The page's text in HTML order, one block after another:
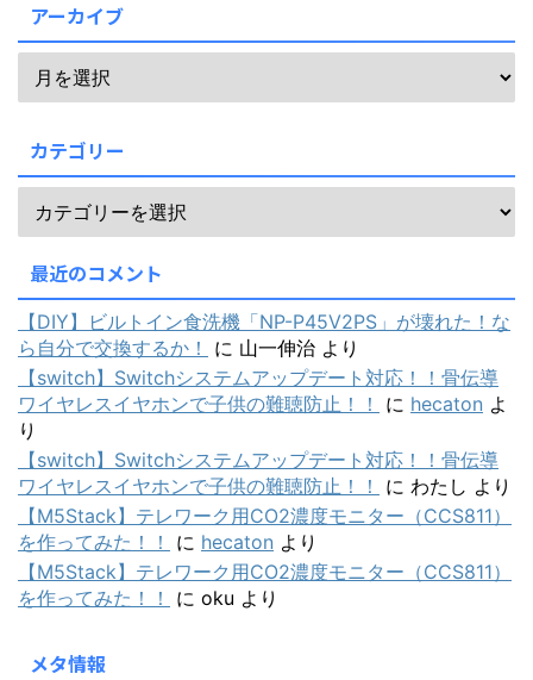
アーカイブ
カテゴリー
最近のコメント
【DIY】ビルトイン食洗機「NP-P45V2PS」が壊れた！な
ら自分で交換するか！
に 山一伸治 より
【switch】Switchシステムアップデート対応！！骨伝導
ワイヤレスイヤホンで子供の難聴防止！！
に hecaton よ
り
【switch】Switchシステムアップデート対応！！骨伝導
ワイヤレスイヤホンで子供の難聴防止！！
に わたし より
【M5Stack】テレワーク用CO2濃度モニター（CCS811）
を作ってみた！！
に hecaton より
【M5Stack】テレワーク用CO2濃度モニター（CCS811）
を作ってみた！！
に oku より
メタ情報